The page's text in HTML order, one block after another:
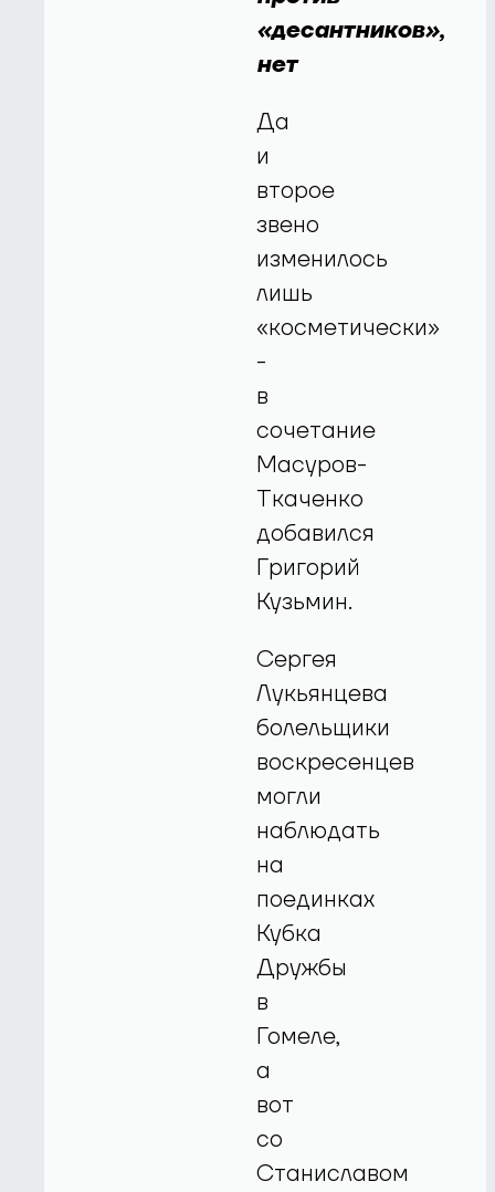
«десантников»,
нет
Да
и
второе
звено
изменилось
лишь
«косметически»
-
в
сочетание
Масуров-
Ткаченко
добавился
Григорий
Кузьмин.
Сергея
Лукьянцева
болельщики
воскресенцев
могли
наблюдать
на
поединках
Кубка
Дружбы
в
Гомеле,
а
вот
со
Станиславом